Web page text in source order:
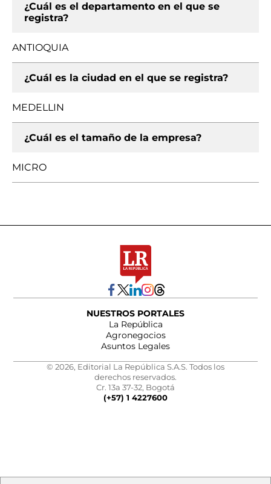
¿Cuál es el departamento en el que se
registra?
ANTIOQUIA
¿Cuál es la ciudad en el que se registra?
MEDELLIN
¿Cuál es el tamaño de la empresa?
MICRO
NUESTROS PORTALES
La República
Agronegocios
Asuntos Legales
© 2026, Editorial La República S.A.S. Todos los
derechos reservados.
Cr. 13a 37-32, Bogotá
(+57) 1 4227600